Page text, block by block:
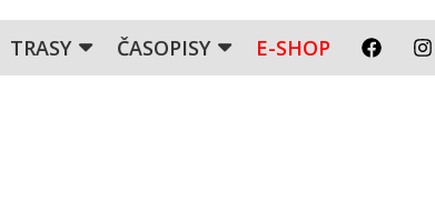
TRASY ČASOPISY E-SHOP